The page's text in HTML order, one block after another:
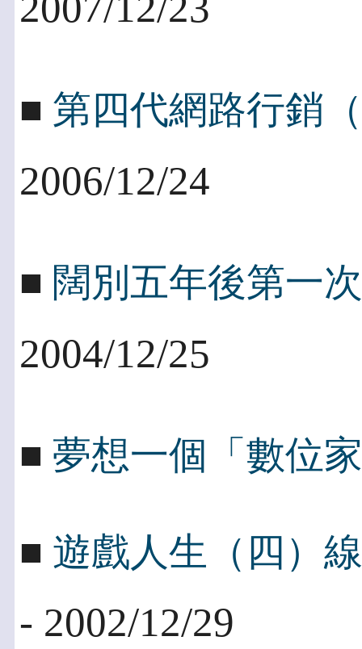
■ 第四代網路行銷
2006/12/24
■ 闊別五年後第一
2004/12/25
■ 夢想一個「數位
■ 遊戲人生（四）
- 2002/12/29